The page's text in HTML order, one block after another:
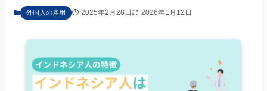
外国人の雇用 2025年2月28日 2026年1月12日